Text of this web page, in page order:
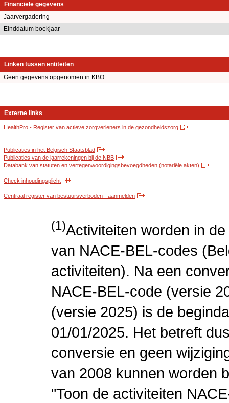
Financiële gegevens
Jaarvergadering
Einddatum boekjaar
Linken tussen entiteiten
Geen gegevens opgenomen in KBO.
Externe links
HealthPro - Register van actieve zorgverleners in de gezondheidszorg
Publicaties in het Belgisch Staatsblad
Publicaties van de jaarrekeningen bij de NBB
Databank van statuten en vertegenwoordigingsbevoegdheden (notariële akten)
Check inhoudingsplicht
Centraal register van bestuursverboden - aanmelden
(1)Activiteiten worden in
van NACE-BEL-codes
activiteiten). Na een
NACE-BEL-code (versie
(versie 2025) is de
01/01/2025. Het betreft
conversie en geen
van 2008 kunnen worden
"Toon de activiteiten